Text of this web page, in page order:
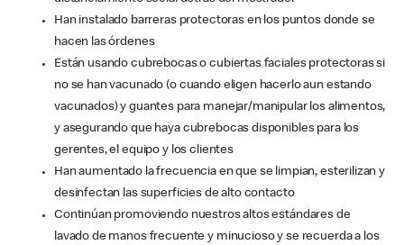
Han instalado barreras protectoras en los puntos donde se
hacen las órdenes
Están usando cubrebocas o cubiertas faciales protectoras si
no se han vacunado (o cuando eligen hacerlo aun estando
vacunados) y guantes para manejar/manipular los alimentos,
y asegurando que haya cubrebocas disponibles para los
gerentes, el equipo y los clientes
Han aumentado la frecuencia en que se limpian, esterilizan y
desinfectan las superficies de alto contacto
Continúan promoviendo nuestros altos estándares de
lavado de manos frecuente y minucioso y se recuerda a los